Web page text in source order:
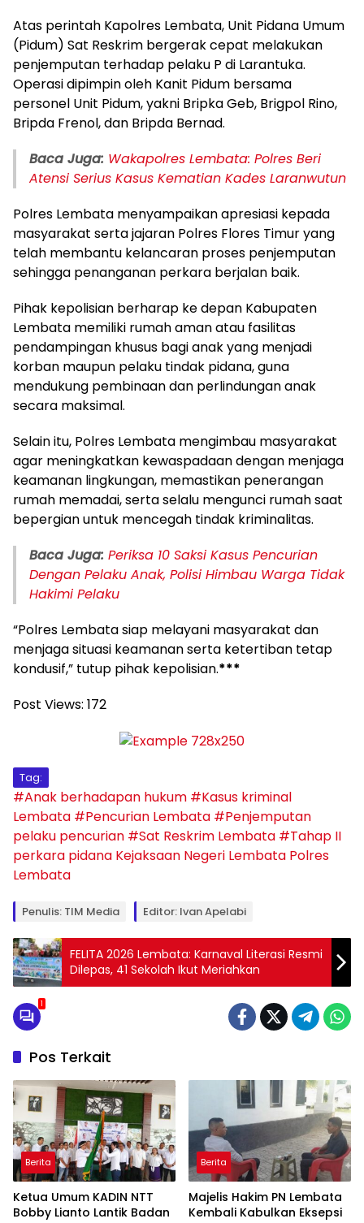
Atas perintah Kapolres Lembata, Unit Pidana Umum
(Pidum) Sat Reskrim bergerak cepat melakukan
penjemputan terhadap pelaku P di Larantuka.
Operasi dipimpin oleh Kanit Pidum bersama
personel Unit Pidum, yakni Bripka Geb, Brigpol Rino,
Bripda Frenol, dan Bripda Bernad.
Baca Juga: Wakapolres Lembata: Polres Beri
Atensi Serius Kasus Kematian Kades Laranwutun
Polres Lembata menyampaikan apresiasi kepada
masyarakat serta jajaran Polres Flores Timur yang
telah membantu kelancaran proses penjemputan
sehingga penanganan perkara berjalan baik.
Pihak kepolisian berharap ke depan Kabupaten
Lembata memiliki rumah aman atau fasilitas
pendampingan khusus bagi anak yang menjadi
korban maupun pelaku tindak pidana, guna
mendukung pembinaan dan perlindungan anak
secara maksimal.
Selain itu, Polres Lembata mengimbau masyarakat
agar meningkatkan kewaspadaan dengan menjaga
keamanan lingkungan, memastikan penerangan
rumah memadai, serta selalu mengunci rumah saat
bepergian untuk mencegah tindak kriminalitas.
Baca Juga: Periksa 10 Saksi Kasus Pencurian
Dengan Pelaku Anak, Polisi Himbau Warga Tidak
Hakimi Pelaku
“Polres Lembata siap melayani masyarakat dan
menjaga situasi keamanan serta ketertiban tetap
kondusif,” tutup pihak kepolisian.***
Post Views: 172
Tag:
#Anak berhadapan hukum #Kasus kriminal
Lembata #Pencurian Lembata #Penjemputan
pelaku pencurian #Sat Reskrim Lembata #Tahap II
perkara pidana Kejaksaan Negeri Lembata Polres
Lembata
Penulis: TIM Media Editor: Ivan Apelabi
FELITA 2026 Lembata: Karnaval Literasi Resmi
Dilepas, 41 Sekolah Ikut Meriahkan
1
Pos Terkait
Berita
Ketua Umum KADIN NTT
Bobby Lianto Lantik Badan
Berita
Majelis Hakim PN Lembata
Kembali Kabulkan Eksepsi